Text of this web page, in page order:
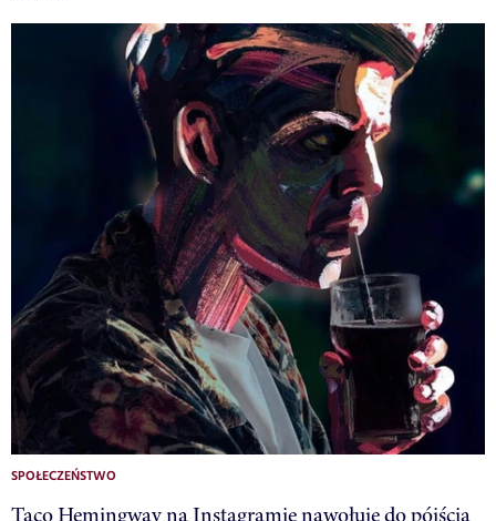
SPOŁECZEŃSTWO
Taco Hemingway na Instagramie nawołuje do pójścia